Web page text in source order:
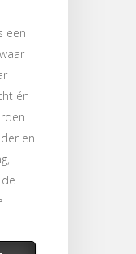
een
én
en